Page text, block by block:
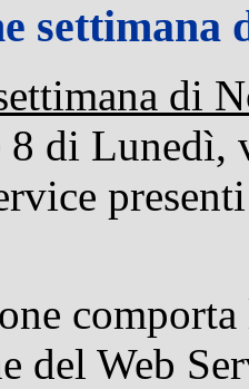
settimana
di
8 di Lunedì,
del Web